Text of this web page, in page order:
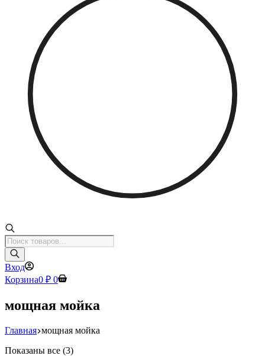
Поиск
товаров
Вход
Корзина0 ₽ 0
мощная мойка
Главная мощная мойка
Показаны все (3)Цены: